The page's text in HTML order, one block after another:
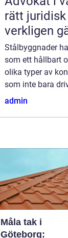
rätt
verkligen
Stålbyggnader
som ett hållbart
olika typer av
som inte bara
och hallbyggare
admin
Måla tak i
Göteborg: